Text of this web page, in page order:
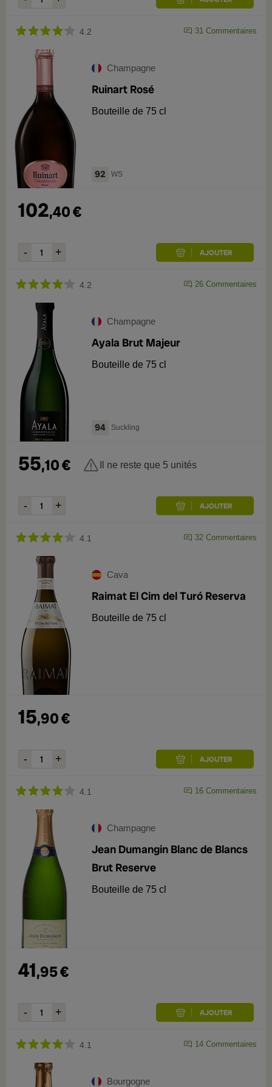
4.2 31 Commentaires
Champagne
Ruinart Rosé
Bouteille de 75 cl
92 WS
102,40€
4.2 26 Commentaires
Champagne
Ayala Brut Majeur
Bouteille de 75 cl
94 Suckling
55,10€ Il ne reste que 5 unités
4.1 32 Commentaires
Cava
Raimat El Cim del Turó Reserva
Bouteille de 75 cl
15,90€
4.1 16 Commentaires
Champagne
Jean Dumangin Blanc de Blancs
Brut Reserve
Bouteille de 75 cl
41,95€
4.1 14 Commentaires
Bourgogne